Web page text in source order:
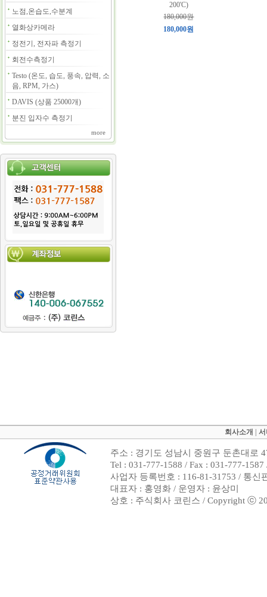
노점,온습도,수분계
열화상카메라
정전기, 전자파 측정기
회전수측정기
Testo (온도, 습도, 풍속, 압력, 소
음, RPM, 가스)
DAVIS (상품 25000개)
분진 입자수 측정기
more
200'C)
180,000원
180,000원
회사소개
주소 : 경기도 성남시 중원구 둔촌대로
Tel : 031-777-1588 / Fax : 031-777-
사업자 등록번호 : 116-81-31753 / 통신
대표자 : 홍영화 / 운영자 : 윤상미
상호 : 주식회사 코린스 / Copyright ⓒ